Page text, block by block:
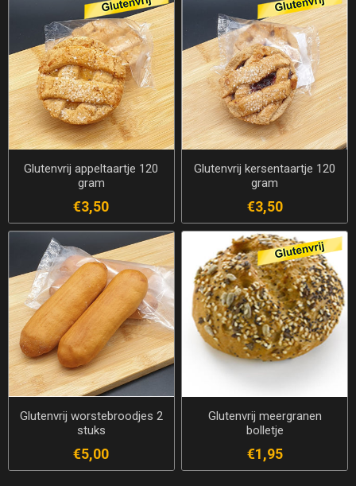
Glutenvrij appeltaartje 120
gram
€3,50
Glutenvrij kersentaartje 120
gram
€3,50
Glutenvrij worstebroodjes 2
stuks
€5,00
Glutenvrij meergranen
bolletje
€1,95